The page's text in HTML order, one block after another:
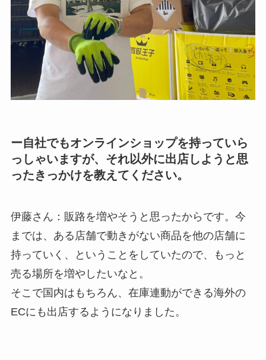
ー自社でもオンラインショップを持っていら
っしゃいますが、それ以外に出店しようと思
ったきっかけを教えてください。
伊藤さん：販路を増やそうと思ったからです。今
までは、ある店舗で動きがない商品を他の店舗に
持っていく、ということをしていたので、もっと
売る場所を増やしたいなと。
そこで国内はもちろん、在庫連動ができる海外の
ECにも出店するようになりました。